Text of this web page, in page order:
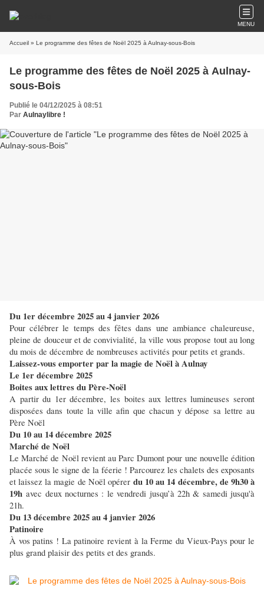
MENU
Accueil » Le programme des fêtes de Noël 2025 à Aulnay-sous-Bois
Le programme des fêtes de Noël 2025 à Aulnay-
sous-Bois
Publié le 04/12/2025 à 08:51
Par Aulnaylibre !
Du 1er décembre 2025 au 4 janvier 2026
Pour célébrer le temps des fêtes dans une ambiance chaleureuse,
pleine de douceur et de convivialité, la ville vous propose tout au long
du mois de décembre de nombreuses activités pour petits et grands.
Laissez-vous emporter par la magie de Noël à Aulnay
Le 1er décembre 2025
Boites aux lettres du Père-Noël
A partir du 1er décembre, les boites aux lettres lumineuses seront
disposées dans toute la ville afin que chacun y dépose sa lettre au
Père Noël
Du 10 au 14 décembre 2025
Marché de Noël
Le Marché de Noël revient au Parc Dumont pour une nouvelle édition
placée sous le signe de la féerie ! Parcourez les chalets des exposants
et laissez la magie de Noël opérer du 10 au 14 décembre, de 9h30 à
19h avec deux nocturnes : le vendredi jusqu’à 22h & samedi jusqu'à
21h.
Du 13 décembre 2025 au 4 janvier 2026
Patinoire
À vos patins ! La patinoire revient à la Ferme du Vieux-Pays pour le
plus grand plaisir des petits et des grands.